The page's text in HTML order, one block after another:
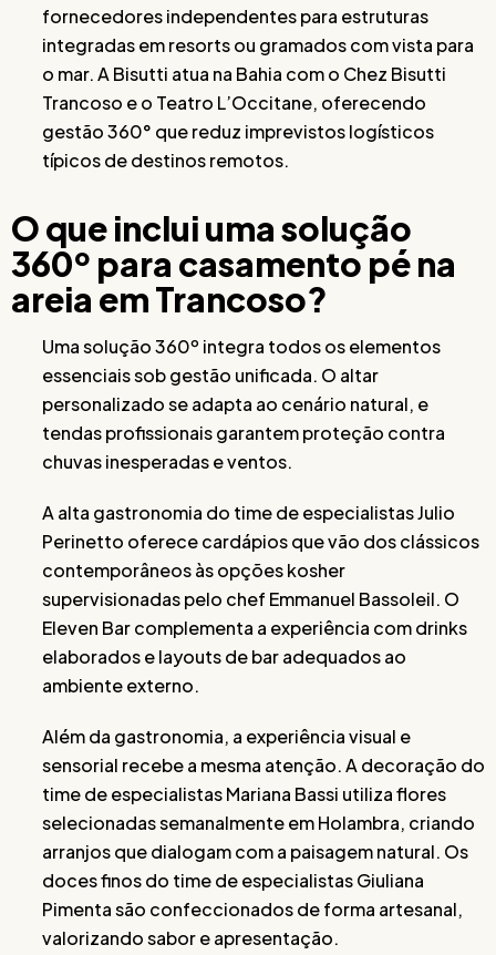
fornecedores independentes para estruturas
integradas em resorts ou gramados com vista para
o mar. A Bisutti atua na Bahia com o Chez Bisutti
Trancoso e o Teatro L’Occitane, oferecendo
gestão 360° que reduz imprevistos logísticos
típicos de destinos remotos.
O que inclui uma solução
360º para casamento pé na
areia em Trancoso?
Uma solução 360º integra todos os elementos
essenciais sob gestão unificada. O altar
personalizado se adapta ao cenário natural, e
tendas profissionais garantem proteção contra
chuvas inesperadas e ventos.
A alta gastronomia do time de especialistas Julio
Perinetto oferece cardápios que vão dos clássicos
contemporâneos às opções kosher
supervisionadas pelo chef Emmanuel Bassoleil. O
Eleven Bar complementa a experiência com drinks
elaborados e layouts de bar adequados ao
ambiente externo.
Além da gastronomia, a experiência visual e
sensorial recebe a mesma atenção. A decoração do
time de especialistas Mariana Bassi utiliza flores
selecionadas semanalmente em Holambra, criando
arranjos que dialogam com a paisagem natural. Os
doces finos do time de especialistas Giuliana
Pimenta são confeccionados de forma artesanal,
valorizando sabor e apresentação.